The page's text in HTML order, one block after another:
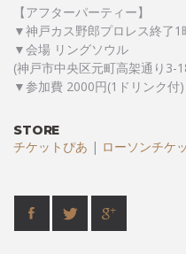
【アフターパーティー】
▼神戸カス野郎プロレス終了1
▼会場 リングソウル
(神戸市中央区元町高架通り3-
▼参加費 2000円(1ドリンク付)
STORE
チケットぴあ | ローソンチケ